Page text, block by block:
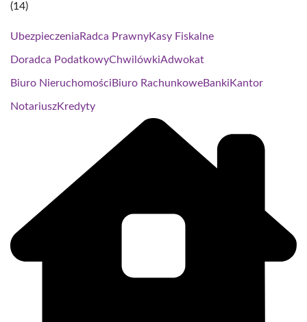
(14)
Ubezpieczenia Radca PrawnyKasy Fiskalne
Doradca PodatkowyChwilówkiAdwokat
Biuro Nieruchomości Biuro RachunkoweBanki Kantor
NotariuszKredyty